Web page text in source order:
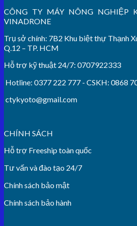
CÔNG TY MÁY NÔNG NGHIỆP
VINADRONE
Trụ sở chính: 7B2 Khu biệt thự Thạnh
Q.12 – TP. HCM
Hỗ trợ kỹ thuật 24/7: 0707922333
Hotline: 0377 222 777 - CSKH: 0868
ctykyoto@gmail.com
CHÍNH SÁCH
Hỗ trợ Freeship toàn quốc
Tư vấn và đào tạo 24/7
Chính sách bảo mật
Chính sách bảo hành